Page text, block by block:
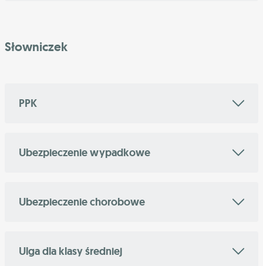
Słowniczek
PPK
Ubezpieczenie wypadkowe
Ubezpieczenie chorobowe
Ulga dla klasy średniej